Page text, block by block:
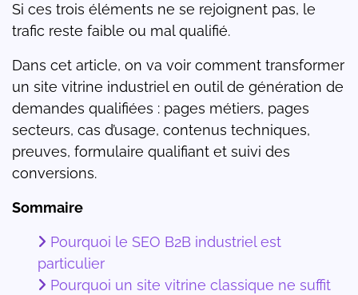
Si ces trois éléments ne se rejoignent pas, le
trafic reste faible ou mal qualifié.
Dans cet article, on va voir comment transformer
un site vitrine industriel en outil de génération de
demandes qualifiées : pages métiers, pages
secteurs, cas d’usage, contenus techniques,
preuves, formulaire qualifiant et suivi des
conversions.
Sommaire
Pourquoi le SEO B2B industriel est
particulier
Pourquoi un site vitrine classique ne suffit